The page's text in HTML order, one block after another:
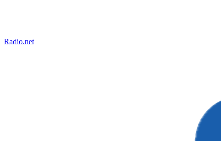
Radio.net